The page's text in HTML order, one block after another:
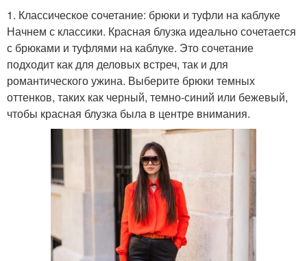
1. Классическое сочетание: брюки и туфли на каблуке
Начнем с классики. Красная блузка идеально сочетается
с брюками и туфлями на каблуке. Это сочетание
подходит как для деловых встреч, так и для
романтического ужина. Выберите брюки темных
оттенков, таких как черный, темно-синий или бежевый,
чтобы красная блузка была в центре внимания.